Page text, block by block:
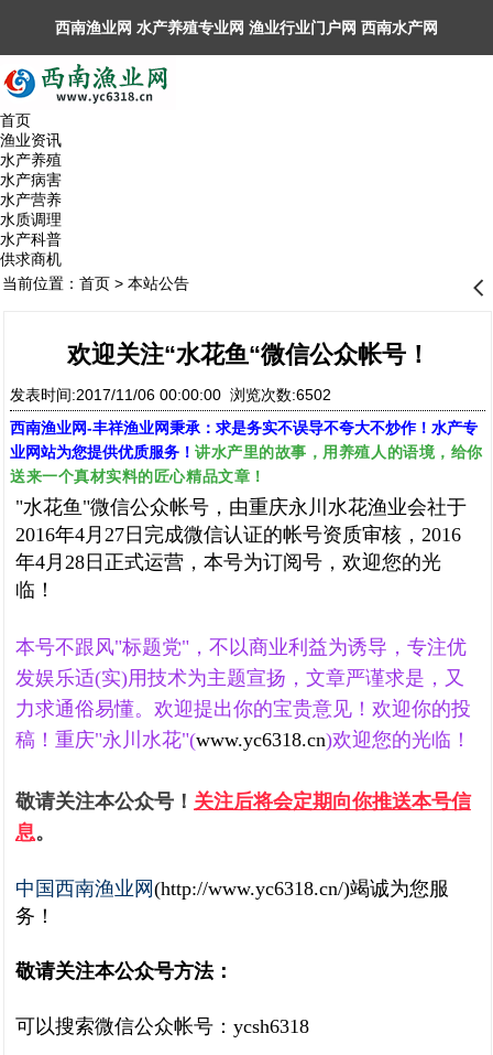
西南渔业网 水产养殖专业网 渔业行业门户网 ​西南水产网
丰祥渔业网 永川水花网，欢迎光临！
首页
渔业资讯
水产养殖
水产病害
水产营养
水质调理
水产科普
供求商机
当前位置： 首页> 本站公告 󰊒
欢迎关注“水花鱼“微信公众帐号！
发表时间:2017/11/06 00:00:00 浏览次数:6502
西南渔业网-丰祥渔业网秉承：求是务实不误导不夸大不炒作！水产专
业网站为您提供优质服务！ 讲水产里的故事，用养殖人的语境，给你
送来一个真材实料的匠心精品文章！
"水花鱼"微信公众帐号，由重庆永川水花渔业会社于
2016年4月27日完成微信认证的帐号资质审核，2016
年4月28日正式运营，本号为订阅号，欢迎您的光
临！
本号不跟风"标题党" ，不以商业利益为诱导，专注优
发娱乐适(实)用技术为主题宣扬，文章严谨求是，又
力求通俗易懂。欢迎提出你的宝贵意见！欢迎你的投
稿！重庆"永川水花"(www.yc6318.cn)欢迎您的光临！
敬请关注本公众号！ 关注后将会定期向你推送本号信
息。
中国西南渔业网 (http://www.yc6318.cn/)竭诚为您服
务！
敬请关注本公众号方法：
可以搜索微信公众帐号：ycsh6318